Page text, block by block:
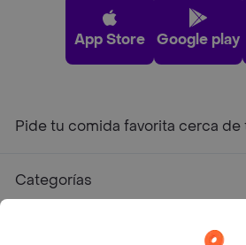
App Store Google play
Pide tu comida favorita cerca de
Categorías